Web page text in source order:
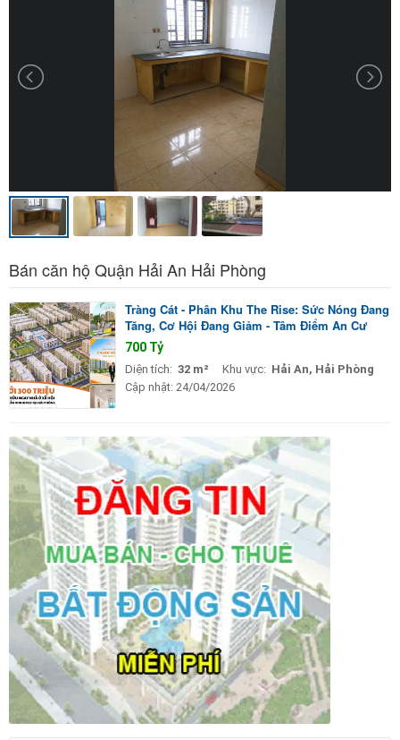
Bán căn hộ Quận Hải An Hải Phòng
Tràng Cát - Phân Khu The Rise: Sức Nóng Đang
Tăng, Cơ Hội Đang Giảm - Tâm Điểm An Cư
700 Tỷ
Diện tích: 32 m² Khu vực: Hải An, Hải Phòng
Cập nhật: 24/04/2026